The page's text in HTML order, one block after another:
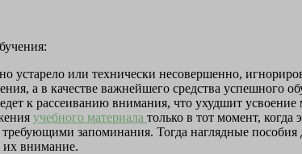
устарело или технически несовершенно,
а в качестве важнейшего средства успешного
к рассеиванию внимания, что ухудшит усвоение
учебного материала только в тот момент,
запоминания. Тогда наглядные
их внимание.